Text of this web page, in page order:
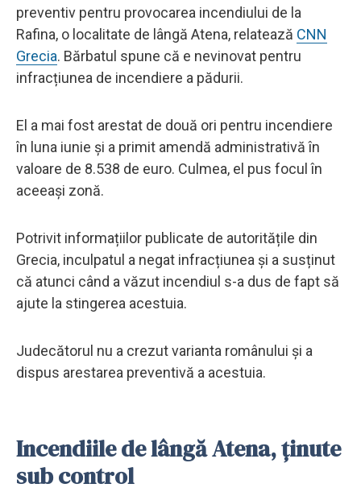
preventiv pentru provocarea incendiului de la
Rafina, o localitate de lângă Atena, relatează CNN
Grecia. Bărbatul spune că e nevinovat pentru
infracțiunea de incendiere a pădurii.
El a mai fost arestat de două ori pentru incendiere
în luna iunie și a primit amendă administrativă în
valoare de 8.538 de euro. Culmea, el pus focul în
aceeași zonă.
Potrivit informațiilor publicate de autoritățile din
Grecia, inculpatul a negat infracțiunea și a susținut
că atunci când a văzut incendiul s-a dus de fapt să
ajute la stingerea acestuia.
Judecătorul nu a crezut varianta românului și a
dispus arestarea preventivă a acestuia.
Incendiile de lângă Atena, ținute
sub control